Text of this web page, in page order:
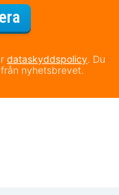
dataskyddspolicy. Du
nyhetsbrevet.